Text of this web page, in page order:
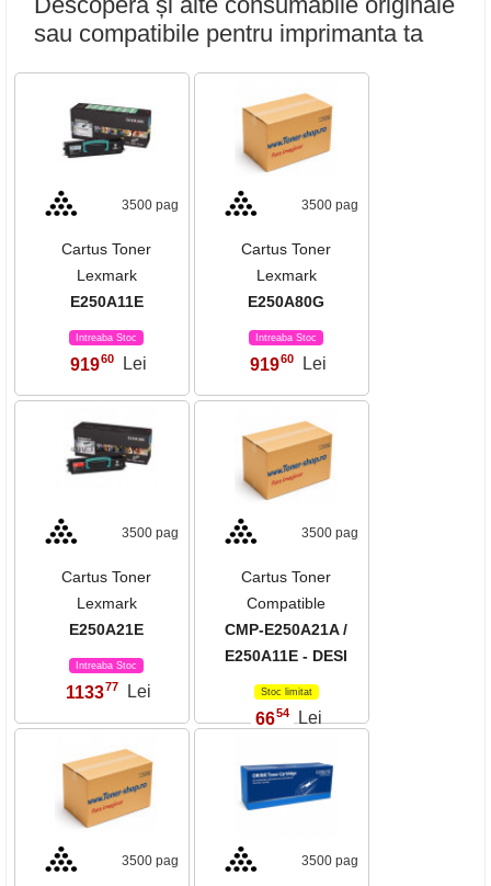
sau compatibile pentru imprimanta ta
3500 pag
Cartus Toner
Lexmark
E250A11E
Intreaba Stoc
91960 Lei
3500 pag
Cartus Toner
Lexmark
E250A80G
Intreaba Stoc
91960 Lei
3500 pag
Cartus Toner
Lexmark
E250A21E
Intreaba Stoc
113377 Lei
3500 pag
Cartus Toner
Compatible
CMP-E250A21A /
E250A11E - DESI
Stoc limitat
6654 Lei
3500 pag 3500 pag